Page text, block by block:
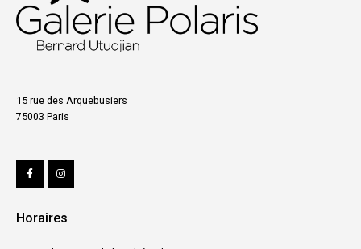
15 rue des Arquebusiers
75003 Paris
Horaires